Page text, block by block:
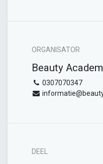
ORGANISATOR
Beauty
0307070347
DEEL